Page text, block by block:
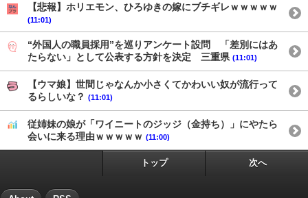
【悲報】ホリエモン、ひろゆきの嫁にブチギレｗｗｗｗｗ
(11:01)
“外国人の職員採用”を巡りアンケート設問 「差別にはあ
たらない」として公表する方針を決定 三重県 (11:01)
【ウマ娘】世間じゃなんか小さくてかわいい奴が流行って
るらしいな？ (11:01)
従姉妹の娘が「ワイニートのジッジ（金持ち）」にやたら
会いに来る理由ｗｗｗｗｗ (11:00)
トップ 次へ